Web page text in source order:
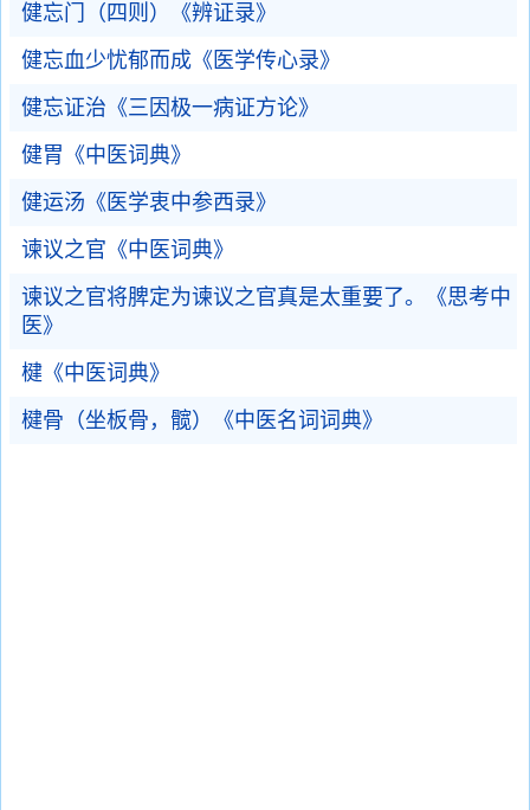
健忘门（四则）《辨证录》
健忘血少忧郁而成《医学传心录》
健忘证治《三因极一病证方论》
健胃《中医词典》
健运汤《医学衷中参西录》
谏议之官《中医词典》
谏议之官将脾定为谏议之官真是太重要了。《思考中
医》
楗《中医词典》
楗骨（坐板骨，髋）《中医名词词典》